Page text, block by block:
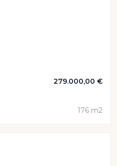
279.000,00 €
176 m2